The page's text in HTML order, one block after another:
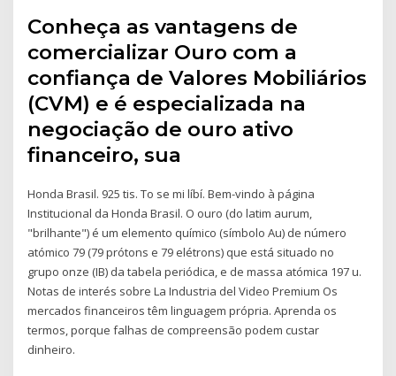
Conheça as vantagens de
comercializar Ouro com a
confiança de Valores Mobiliários
(CVM) e é especializada na
negociação de ouro ativo
financeiro, sua
Honda Brasil. 925 tis. To se mi líbí. Bem-vindo à página
Institucional da Honda Brasil. O ouro (do latim aurum,
"brilhante") é um elemento químico (símbolo Au) de número
atómico 79 (79 prótons e 79 elétrons) que está situado no
grupo onze (IB) da tabela periódica, e de massa atómica 197 u.
Notas de interés sobre La Industria del Video Premium Os
mercados financeiros têm linguagem própria. Aprenda os
termos, porque falhas de compreensão podem custar
dinheiro.